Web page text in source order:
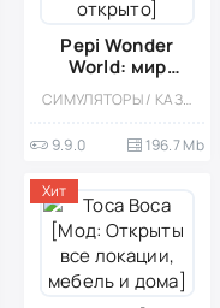
Pepi Wonder
World: мир
сказок! [Всё
открыто]
СИМУЛЯТОРЫ / КАЗУАЛЬНЫЕ / ОДНОПОЛЬЗОВАТЕЛЬСКИЕ / СТИЛИЗАЦИЯ / ОФЛАЙН / ПО МУЛЬТФИЛЬМАМ / ДЛЯ ДЕТЕЙ / ДЕВОЧКАМ / ФЭНТЕЗИ / МОД
9.9.0 196.7 Mb
Хит